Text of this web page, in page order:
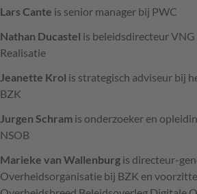
Lars Cante is senior manager bij PWC
Nathan Ducastel is beleidsdirecteurVNG
Realisatie
Jeanette Krol is strategisch adviseur bij
BZK
Jurgen Schram is onderzoeker en
NSOB
Marieke van Wallenburg is directeur-
Overheidsorganisatie bij BZK en